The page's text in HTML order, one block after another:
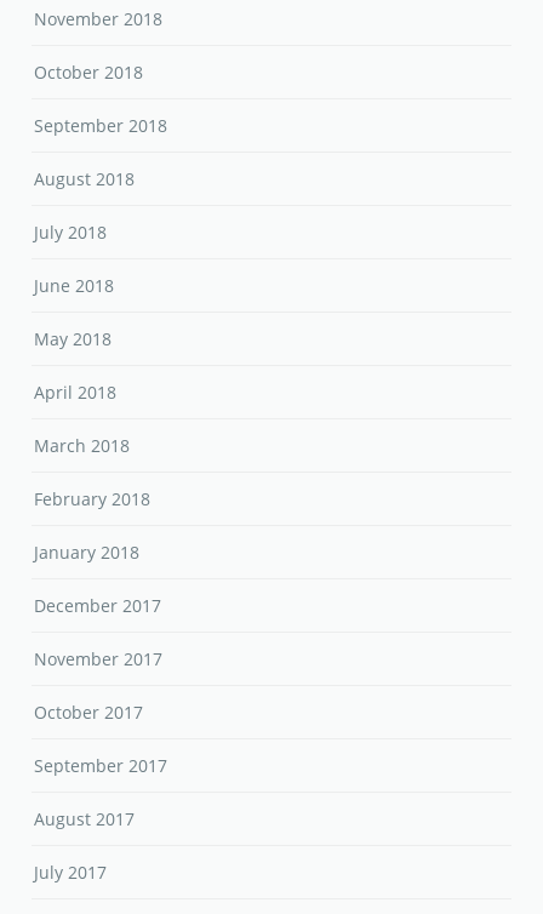
November 2018
October 2018
September 2018
August 2018
July 2018
June 2018
May 2018
April 2018
March 2018
February 2018
January 2018
December 2017
November 2017
October 2017
September 2017
August 2017
July 2017